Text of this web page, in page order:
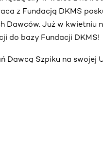
z Fundacją DKMS
Dawców. Już w kwietniu
do bazy Fundacji DKMS!
Dawcą Szpiku na swojej